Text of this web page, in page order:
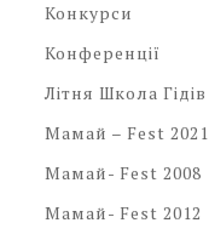
Конкурси
Конференції
Літня Школа Гідів
Мамай – Fest 2021
Мамай- Fest 2008
Мамай- Fest 2012